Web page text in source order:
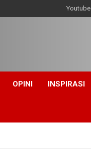
Youtube
OPINI INSPIRASI